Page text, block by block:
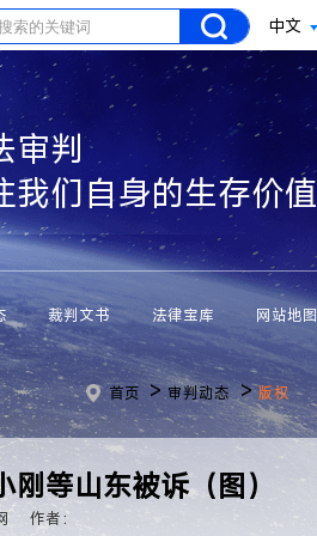
中文
审判
我们自身的生存价值
裁判文书 法律宝库 网站地图
首页 >审判动态 >版权
等山东被诉（图）
作者：